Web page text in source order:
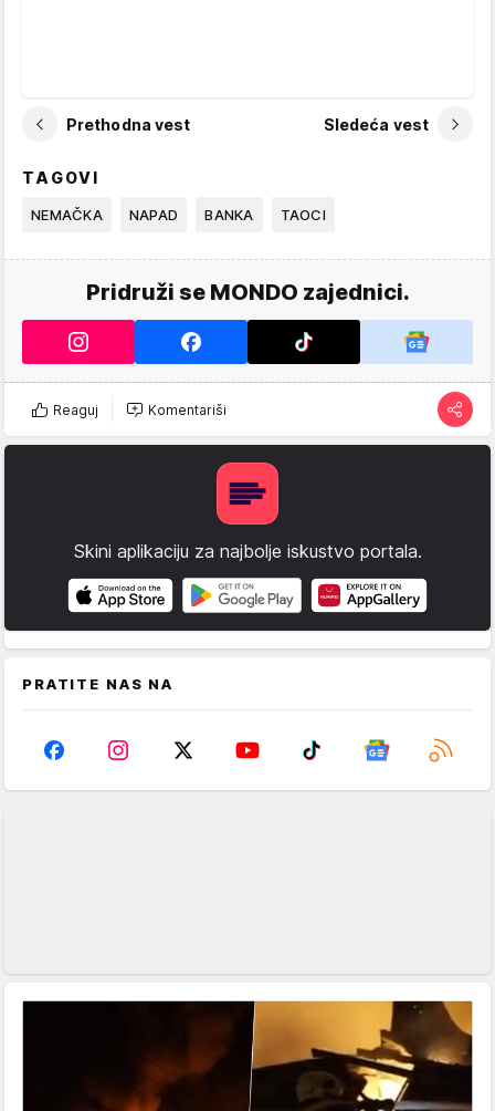
Prethodna vest Sledeća vest
TAGOVI
NEMAČKA NAPAD BANKA TAOCI
Pridruži se MONDO zajednici.
Reaguj Komentariši
Skini aplikaciju za najbolje iskustvo portala.
PRATITE NAS NA